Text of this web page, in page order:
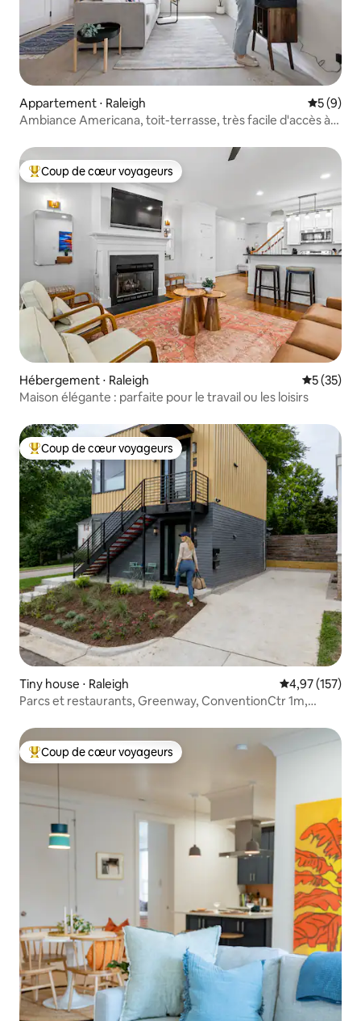
Appartement ⋅ Raleigh
5 (9)
Ambiance Americana, toit-terrasse, très facile d'accès à
Coups de cœur voyageurs les plus appréciés
Coup de cœur voyageurs
Hébergement ⋅ Raleigh
5 (35)
Maison élégante : parfaite pour le travail ou les loisirs
Coups de cœur voyageurs les plus appréciés
Coup de cœur voyageurs
Tiny house ⋅ Raleigh Évaluation
4,97 (157)
Parcs et restaurants, Greenway, ConventionCtr 1m,
Coups de cœur voyageurs les plus appréciés
Coup de cœur voyageurs